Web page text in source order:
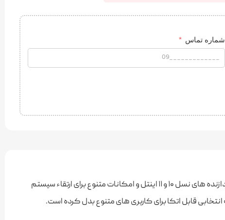
شماره تماس
مادربرد ایسوس ASUS PRIME Z590-P گزینه‌ای اقتصادی و کاربردی برای کاربران حرفه‌ ای است که به دنبال پایداری بالا، پشتیبانی از پردازنده‌ های نسل ۱۰ و ۱۱ اینتل و امکانات متنوع برای ارتقاء سیستم